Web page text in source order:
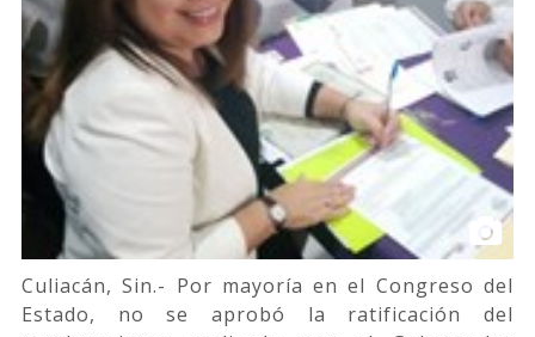
Culiacán, Sin.- Por mayoría en el Congreso del
Estado, no se aprobó la ratificación del